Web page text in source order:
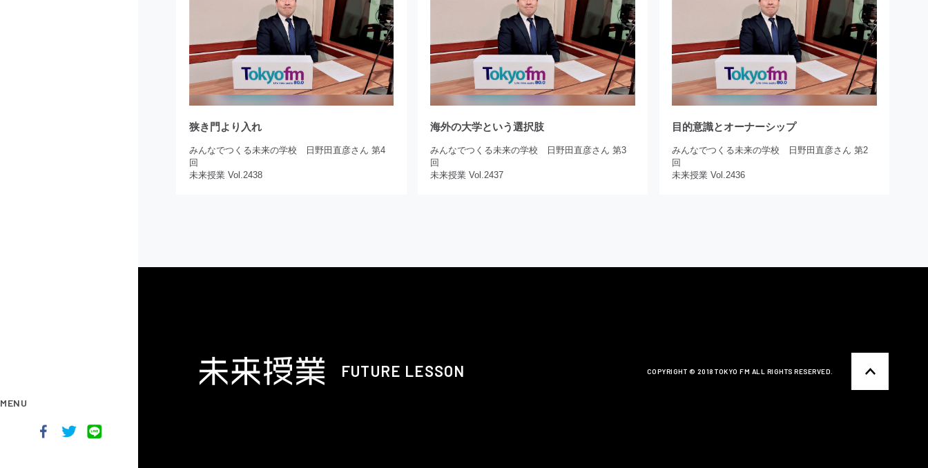
MENU
狭き門より入れ
みんなでつくる未来の学校 日野田直彦さん 第4
回
未来授業 Vol.2438
海外の大学という選択肢
みんなでつくる未来の学校 日野田直彦さん 第3
回
未来授業 Vol.2437
目的意識とオーナーシップ
みんなでつくる未来の学校 日野田直彦さん 第2
回
未来授業 Vol.2436
FUTURE LESSON COPYRIGHT ©️ 2018 TOKYO FM ALL RIGHTS RESERVED.